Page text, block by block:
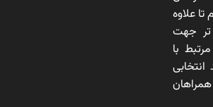
تا علاوه
تر جهت
با